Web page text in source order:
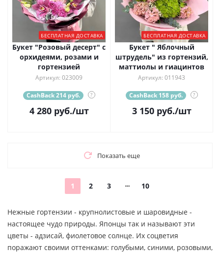
БЕСПЛАТНАЯ ДОСТАВКА
Букет "Розовый десерт" с
орхидеями, розами и
гортензией
Артикул: 023009
CashBack 214 руб. ?
4 280руб./шт
БЕСПЛАТНАЯ ДОСТАВКА
Букет " Яблочный
штрудель" из гортензий,
маттиолы и гиацинтов
Артикул: 011943
CashBack 158 руб. ?
3 150руб./шт
Показать еще
1 2 3 10
Нежные гортензии - крупнолистовые и шаровидные -
настоящее чудо природы. Японцы так и называют эти
цветы - адзисай, фиолетовое солнце. Их соцветия
поражают своими оттенками: голубыми, синими, розовыми,